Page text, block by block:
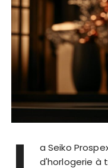
a Seiko
d'horlogerie à